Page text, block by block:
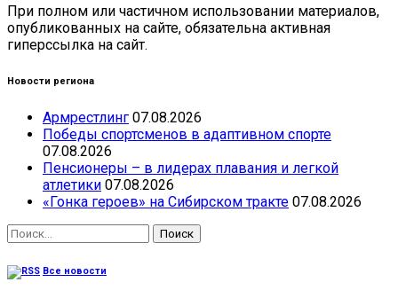
При полном или частичном использовании материалов,
опубликованных на сайте, обязательна активная
гиперссылка на сайт.
Новости региона
Армрестлинг 07.08.2026
Победы спортсменов в адаптивном спорте
07.08.2026
Пенсионеры – в лидерах плавания и легкой
атлетики 07.08.2026
«Гонка героев» на Сибирском тракте 07.08.2026
Найти:
Все новости